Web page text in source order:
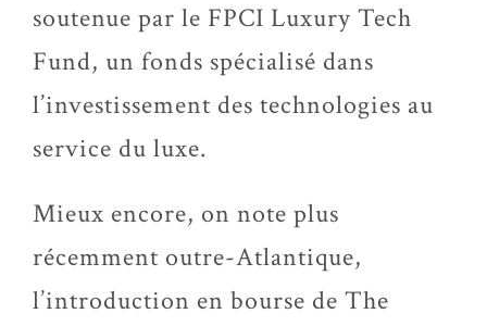
soutenue par le FPCI Luxury Tech
Fund, un fonds spécialisé dans
l’investissement des technologies au
service du luxe.
Mieux encore, on note plus
récemment outre-Atlantique,
l’introduction en bourse de The